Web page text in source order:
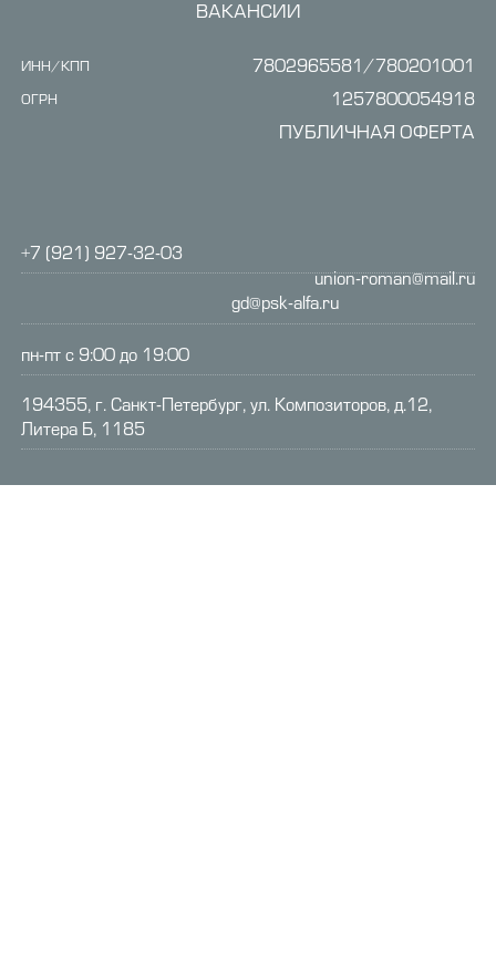
ВАКАНСИИ
ИНН/КПП 7802965581/780201001
ОГРН 1257800054918
ПУБЛИЧНАЯ ОФЕРТА
+7 (921) 927-32-03
gd@psk-alfa.ru
union-roman@mail.ru
пн-пт с 9:00 до 19:00
194355, г. Санкт-Петербург, ул. Композиторов, д.12,
Литера Б, 1185